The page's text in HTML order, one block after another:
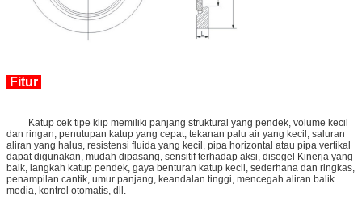
Fitur
Katup cek tipe klip memiliki panjang struktural yang pendek, volume kecil
dan ringan, penutupan katup yang cepat, tekanan palu air yang kecil, saluran
aliran yang halus, resistensi fluida yang kecil, pipa horizontal atau pipa vertikal
dapat digunakan, mudah dipasang, sensitif terhadap aksi, disegel Kinerja yang
baik, langkah katup pendek, gaya benturan katup kecil, sederhana dan ringkas,
penampilan cantik, umur panjang, keandalan tinggi, mencegah aliran balik
media, kontrol otomatis, dll.